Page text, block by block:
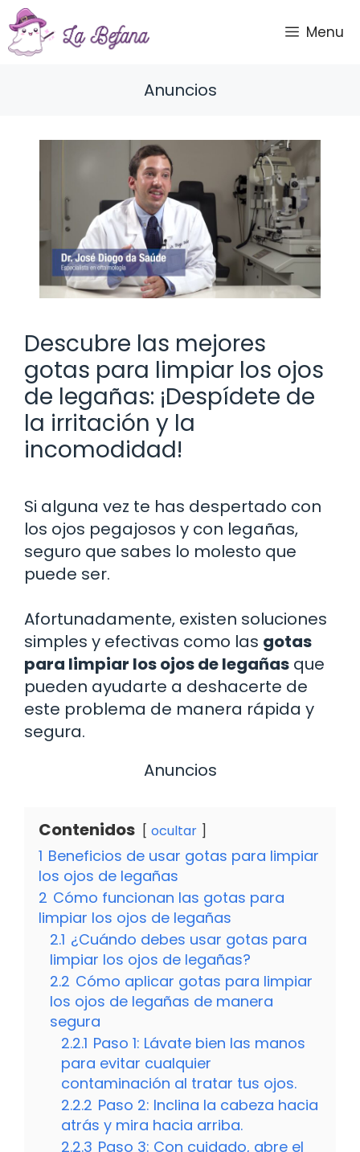
Saltar
al
contenido
Menu
Anuncios
Descubre las mejores
gotas para limpiar los ojos
de legañas: ¡Despídete de
la irritación y la
incomodidad!
Si alguna vez te has despertado con
los ojos pegajosos y con legañas,
seguro que sabes lo molesto que
puede ser.
Afortunadamente, existen soluciones
simples y efectivas como las gotas
para limpiar los ojos de legañas que
pueden ayudarte a deshacerte de
este problema de manera rápida y
segura.
Anuncios
Contenidos ocultar
1 Beneficios de usar gotas para limpiar
los ojos de legañas
2 Cómo funcionan las gotas para
limpiar los ojos de legañas
2.1 ¿Cuándo debes usar gotas para
limpiar los ojos de legañas?
2.2 Cómo aplicar gotas para limpiar
los ojos de legañas de manera
segura
2.2.1 Paso 1: Lávate bien las manos
para evitar cualquier
contaminación al tratar tus ojos.
2.2.2 Paso 2: Inclina la cabeza hacia
atrás y mira hacia arriba.
2.2.3 Paso 3: Con cuidado, abre el